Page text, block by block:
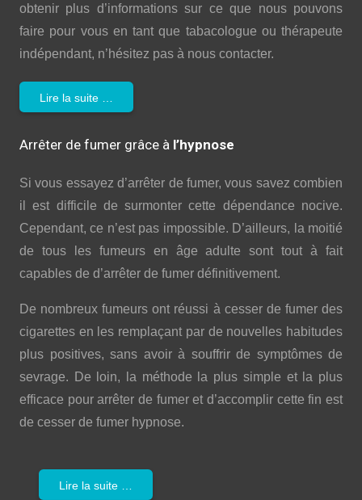
obtenir plus d’informations sur ce que nous pouvons
faire pour vous en tant que tabacologue ou thérapeute
indépendant, n’hésitez pas à nous contacter.
Lire la suite …
Arrêter de fumer grâce à l’hypnose
Si vous essayez d’arrêter de fumer, vous savez combien
il est difficile de surmonter cette dépendance nocive.
Cependant, ce n’est pas impossible. D’ailleurs, la moitié
de tous les fumeurs en âge adulte sont tout à fait
capables de d’arrêter de fumer définitivement.
De nombreux fumeurs ont réussi à cesser de fumer des
cigarettes en les remplaçant par de nouvelles habitudes
plus positives, sans avoir à souffrir de symptômes de
sevrage. De loin, la méthode la plus simple et la plus
efficace pour arrêter de fumer et d’accomplir cette fin est
de cesser de fumer hypnose.
Lire la suite …